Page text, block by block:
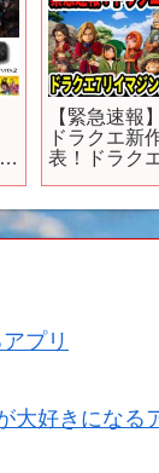
【緊急速報
ドラクエ新
表！ドラク
プリ
好きになる